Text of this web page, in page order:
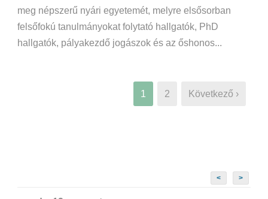
meg népszerű nyári egyetemét, melyre elsősorban
felsőfokú tanulmányokat folytató hallgatók, PhD
hallgatók, pályakezdő jogászok és az őshonos...
1 2 Következő ›
< >